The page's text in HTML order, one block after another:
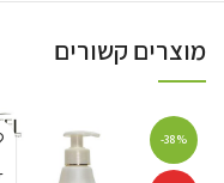
מוצרים קשורים
-38%